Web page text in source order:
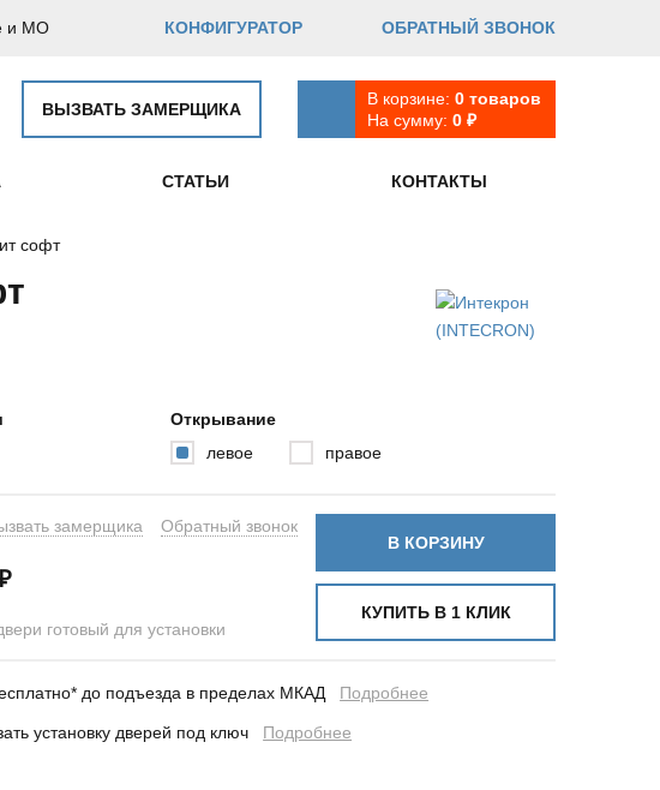
и МО КОНФИГУРАТОР ОБРАТНЫЙ ЗВОНОК
ВЫЗВАТЬ ЗАМЕРЩИКА
В корзине: 0 товаров
На сумму: 0 ₽
СТАТЬИ КОНТАКТЫ
софт
Открывание
левое
правое
замерщика Обратный звонок
готовый для установки
В КОРЗИНУ
КУПИТЬ В 1 КЛИК
до подъезда в пределах МКАД Подробнее
установку дверей под ключ Подробнее